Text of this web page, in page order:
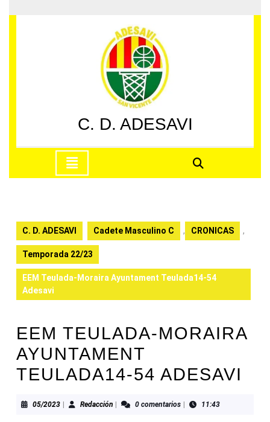
al
C. D. ADESAVI
apertura
C. D. ADESAVI Cadete Masculino C , CRONICAS ,
Temporada 22/23
EEM Teulada-Moraira Ayuntament Teulada14-54
Adesavi
EEM TEULADA-MORAIRA
AYUNTAMENT
TEULADA14-54 ADESAVI
05/202305/2023RedacciónRedacción0 comentarios 11:43